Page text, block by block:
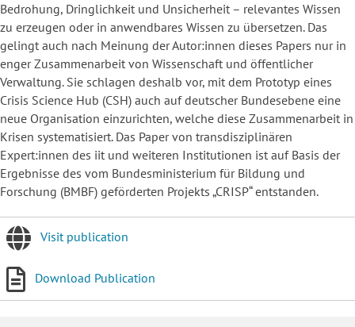
Bedrohung, Dringlichkeit und Unsicherheit – relevantes Wissen
zu erzeugen oder in anwendbares Wissen zu übersetzen. Das
gelingt auch nach Meinung der Autor:innen dieses Papers nur in
enger Zusammenarbeit von Wissenschaft und öffentlicher
Verwaltung. Sie schlagen deshalb vor, mit dem Prototyp eines
Crisis Science Hub (CSH) auch auf deutscher Bundesebene eine
neue Organisation einzurichten, welche diese Zusammenarbeit in
Krisen systematisiert. Das Paper von transdisziplinären
Expert:innen des iit und weiteren Institutionen ist auf Basis der
Ergebnisse des vom Bundesministerium für Bildung und
Forschung (BMBF) geförderten Projekts „CRISP“ entstanden.
Visit publication
Download Publication